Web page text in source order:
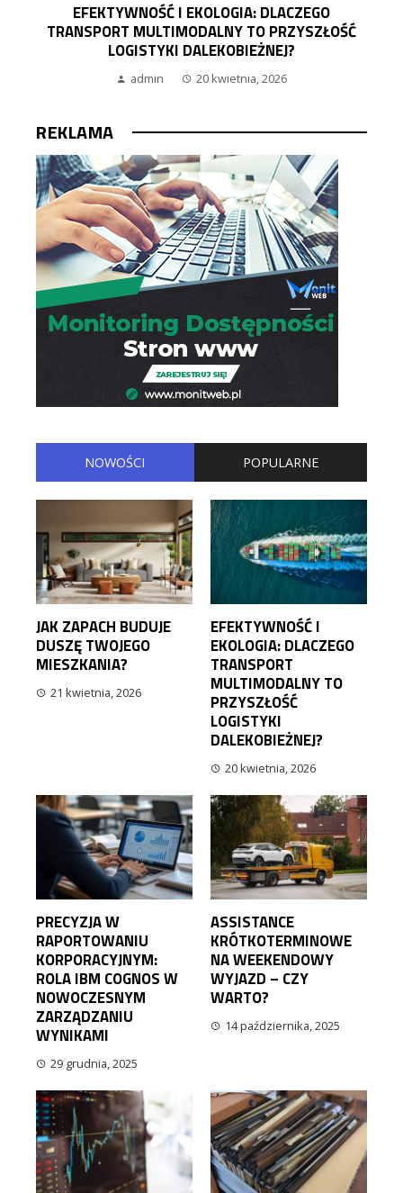
EFEKTYWNOŚĆ I EKOLOGIA: DLACZEGO
TRANSPORT MULTIMODALNY TO PRZYSZŁOŚĆ
LOGISTYKI DALEKOBIEŻNEJ?
admin 20 kwietnia, 2026
REKLAMA
NOWOŚCI POPULARNE
JAK ZAPACH BUDUJE
DUSZĘ TWOJEGO
MIESZKANIA?
21 kwietnia, 2026
EFEKTYWNOŚĆ I
EKOLOGIA: DLACZEGO
TRANSPORT
MULTIMODALNY TO
PRZYSZŁOŚĆ
LOGISTYKI
DALEKOBIEŻNEJ?
20 kwietnia, 2026
PRECYZJA W
RAPORTOWANIU
KORPORACYJNYM:
ROLA IBM COGNOS W
NOWOCZESNYM
ZARZĄDZANIU
WYNIKAMI
29 grudnia, 2025
ASSISTANCE
KRÓTKOTERMINOWE
NA WEEKENDOWY
WYJAZD – CZY
WARTO?
14 października, 2025